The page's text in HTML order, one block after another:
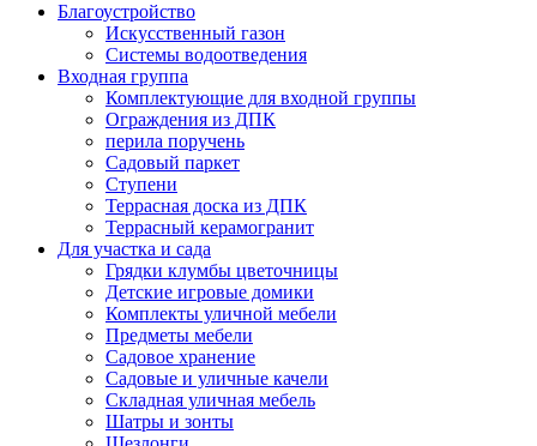
Благоустройство
Искусственный газон
Системы водоотведения
Входная группа
Комплектующие для входной группы
Ограждения из ДПК
перила поручень
Садовый паркет
Ступени
Террасная доска из ДПК
Террасный керамогранит
Для участка и сада
Грядки клумбы цветочницы
Детские игровые домики
Комплекты уличной мебели
Предметы мебели
Садовое хранение
Садовые и уличные качели
Складная уличная мебель
Шатры и зонты